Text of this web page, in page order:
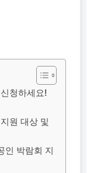
청하세요!
원 대상 및
인 박람회 지